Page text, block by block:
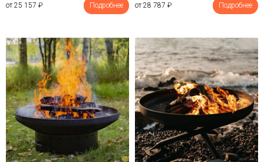
от 25 157 ₽ Подробнее от 28 787 ₽ Подробнее